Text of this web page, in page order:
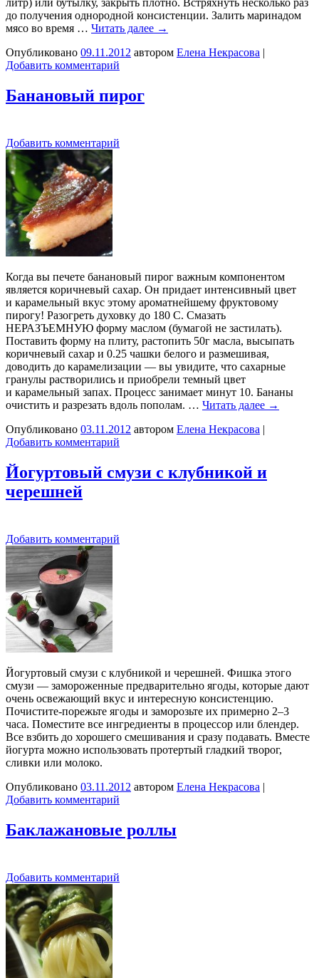
литр) или бутылку, закрыть плотно. Встряхнуть несколько раз
до получения однородной консистенции. Залить маринадом
мясо во время … Читать далее →
Опубликовано 09.11.2012 автором Елена Некрасова |
Добавить комментарий
Банановый пирог
Добавить комментарий
Когда вы печете банановый пирог важным компонентом
является коричневый сахар. Он придает интенсивный цвет
и карамельный вкус этому ароматнейшему фруктовому
пирогу! Разогреть духовку до 180 С. Смазать
НЕРАЗЪЕМНУЮ форму маслом (бумагой не застилать).
Поставить форму на плиту, растопить 50г масла, высыпать
коричневый сахар и 0.25 чашки белого и размешивая,
доводить до карамелизации — вы увидите, что сахарные
гранулы растворились и приобрели темный цвет
и карамельный запах. Процесс занимает минут 10. Бананы
очистить и разрезать вдоль пополам. … Читать далее →
Опубликовано 03.11.2012 автором Елена Некрасова |
Добавить комментарий
Йогуртовый смузи с клубникой и
черешней
Добавить комментарий
Йогуртовый смузи с клубникой и черешней. Фишка этого
смузи — замороженные предварительно ягоды, которые дают
очень освежающий вкус и интересную консистенцию.
Почистите-порежьте ягоды и заморозьте их примерно 2–3
часа. Поместите все ингредиенты в процессор или блендер.
Все взбить до хорошего смешивания и сразу подавать. Вместе
йогурта можно использовать протертый гладкий творог,
сливки или молоко.
Опубликовано 03.11.2012 автором Елена Некрасова |
Добавить комментарий
Баклажановые роллы
Добавить комментарий